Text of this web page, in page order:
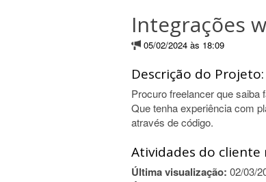
Integrações
05/02/2024 às 18:09
Descrição do Projeto:
Procuro freelancer que
Que tenha experiência com
através de código.
Atividades do cliente
Última visualização: 02/03/